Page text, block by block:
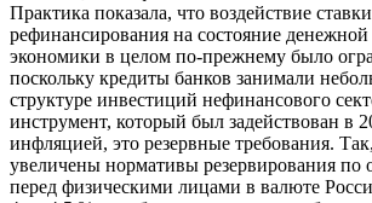
Практика показала, что воздействие ставки
рефинансирования на состояние
экономики в целом по-прежнему было
поскольку кредиты банков занимали
структуре инвестиций нефинансового
инструмент, который был задействован в
инфляцией, это резервные требования.
увеличены нормативы резервирования по
перед физическими лицами в валюте